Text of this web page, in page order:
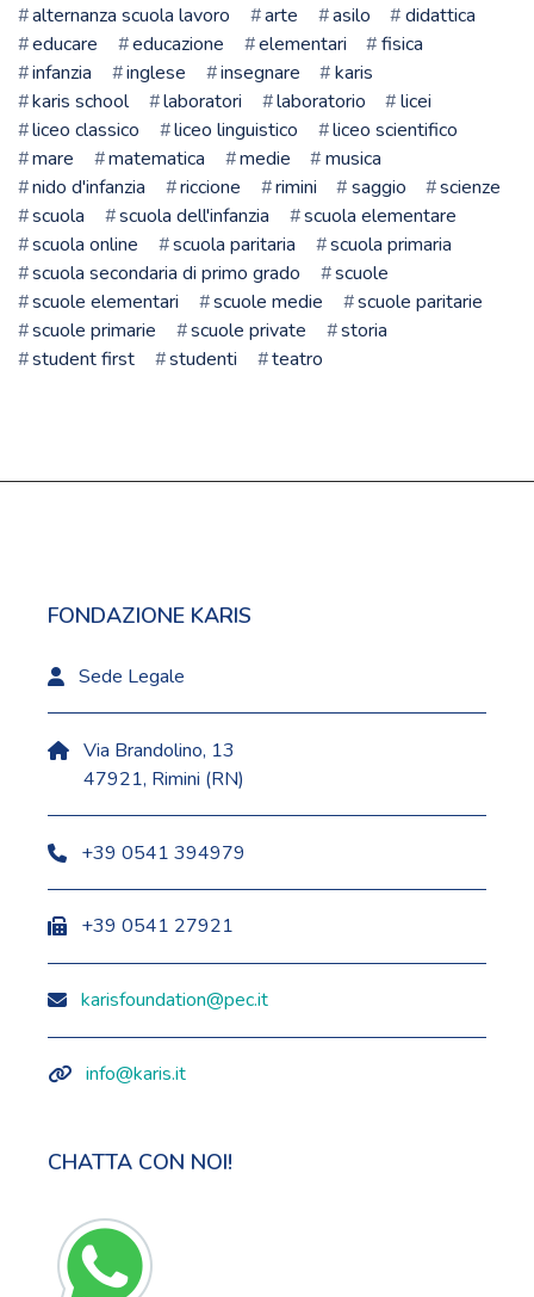
alternanza scuola lavoro arte asilo
didattica
educare
educazione elementari
fisica
infanzia
inglese insegnare
karis
karis school
laboratori laboratorio
licei
liceo classico
liceo linguistico
liceo scientifico
mare
matematica medie
musica
nido d'infanzia
riccione rimini saggio
scienze
scuola
scuola dell'infanzia
scuola elementare
scuola online
scuola paritaria
scuola primaria
scuola secondaria di primo grado
scuole
scuole elementari
scuole medie
scuole paritarie
scuole primarie
scuole private
storia
student first
studenti teatro
FONDAZIONE KARIS
Sede Legale
Via Brandolino, 13
47921, Rimini (RN)
+39 0541 394979
+39 0541 27921
karisfoundation@pec.it
info@karis.it
CHATTA CON NOI!